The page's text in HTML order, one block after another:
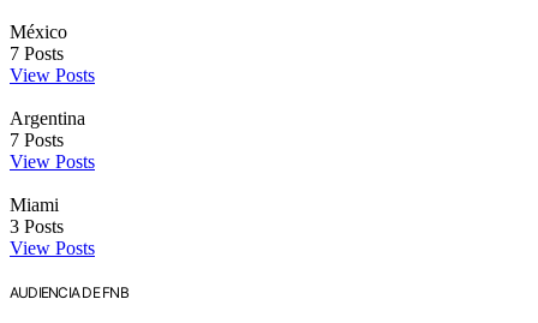
México
7 Posts
View Posts
Argentina
7 Posts
View Posts
Miami
3 Posts
View Posts
AUDIENCIA DE FNB